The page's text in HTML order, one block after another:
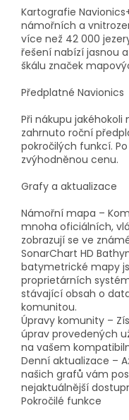
Kartografie
námořních a
více než 42 000
řešení nabízí jasnou
škálu značek
Předplatné Navionics
Při nákupu
zahrnuto roční
pokročilých funkcí.
zvýhodněnou cenu.
Grafy a aktualizace
Námořní mapa –
mnoha oficiálních,
zobrazují se ve
SonarChart HD
batymetrické mapy
proprietárních
stávající obsah o
komunitou.
Úpravy komunity –
úprav provedených
na vašem
Denní aktualizace –
našich grafů vám
nejaktuálnější
Pokročilé funkce